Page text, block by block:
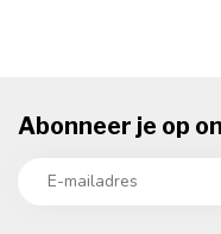
Abonneer je op